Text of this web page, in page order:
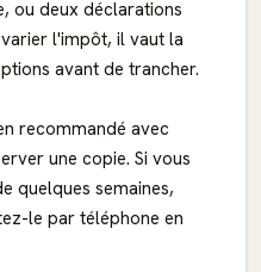
ou deux déclarations
l'impôt, il vaut la
avant de trancher.
recommandé avec
une copie. Si vous
quelques semaines,
le par téléphone en